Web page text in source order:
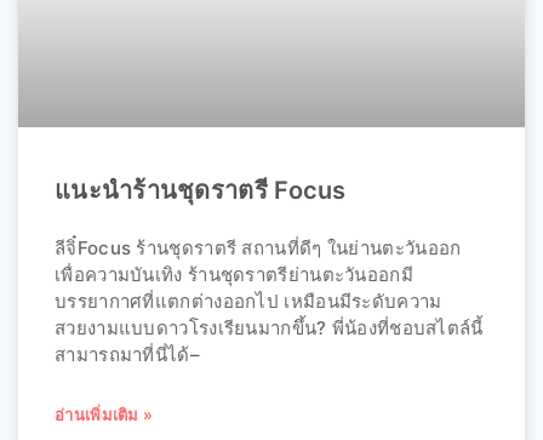
แนะนำร้านชุดราตรี Focus
ลีจิ๋Focus ร้านชุดราตรี สถานที่ดีๆ ในย่านตะวันออก
เพื่อความบันเทิง ร้านชุดราตรีย่านตะวันออกมี
บรรยากาศที่แตกต่างออกไป เหมือนมีระดับความ
สวยงามแบบดาวโรงเรียนมากขึ้น? พี่น้องที่ชอบสไตล์นี้
สามารถมาที่นี่ได้–
อ่านเพิ่มเติม »